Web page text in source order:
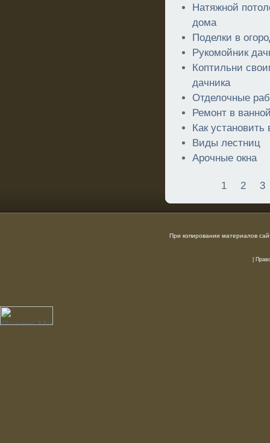
Натяжной
дома
Поделки в
Рукомойник
Коптильни
дачника
Отделочные
Ремонт в
Как
Виды лестниц
Арочные окна
1 2 3
При копировании материалов